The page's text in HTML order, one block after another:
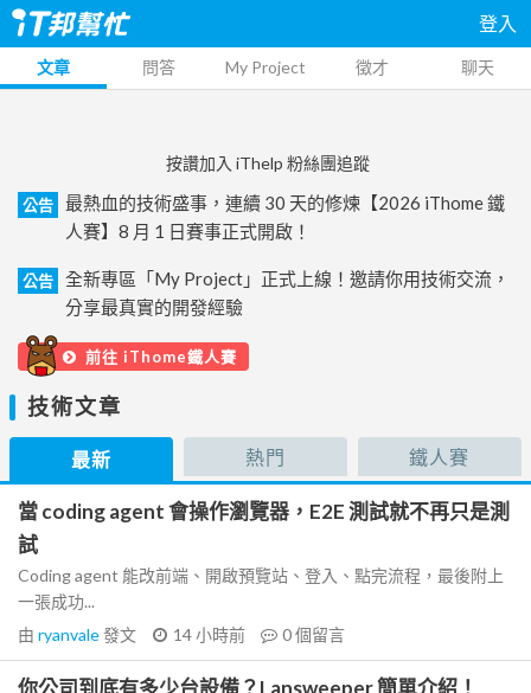
登入
文章 問答 My Project 徵才 聊天
按讚加入 iThelp 粉絲團追蹤
公告
最熱血的技術盛事，連續 30 天的修煉【2026 iThome 鐵
人賽】8 月 1 日賽事正式開啟！
公告
全新專區「My Project」正式上線！邀請你用技術交流，
分享最真實的開發經驗
前往 iThome鐵人賽
技術文章
最新 熱門 鐵人賽
當 coding agent 會操作瀏覽器，E2E 測試就不再只是測
試
Coding agent 能改前端、開啟預覽站、登入、點完流程，最後附上
一張成功...
由 ryanvale發文 14 小時前 0個留言
你公司到底有多少台設備？Lansweeper 簡單介紹！